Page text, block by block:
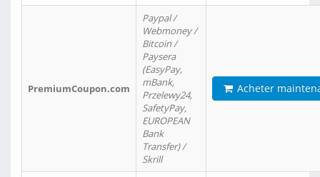
PremiumCoupon.com
Paypal /
Webmoney /
Bitcoin /
Paysera
(EasyPay,
mBank,
Przelewy24,
SafetyPay,
EUROPEAN
Bank
Transfer) /
Skrill
Acheter